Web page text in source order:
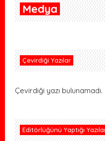
Medya
Çevirdiği Yazılar
Çevirdiği yazı bulunamadı.
Editörlüğünü Yaptığı